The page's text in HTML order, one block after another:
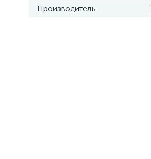
Производитель